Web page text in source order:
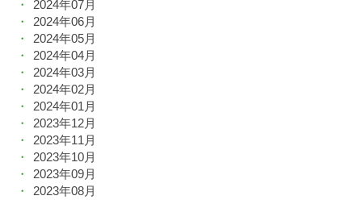
2024年07月
2024年06月
2024年05月
2024年04月
2024年03月
2024年02月
2024年01月
2023年12月
2023年11月
2023年10月
2023年09月
2023年08月